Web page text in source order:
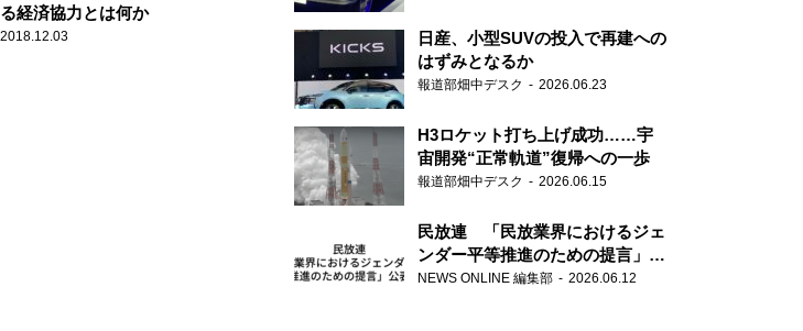
る経済協力とは何か
2018.12.03
日産、小型SUVの投入で再建への
はずみとなるか
報道部畑中デスク 2026.06.23
H3ロケット打ち上げ成功……宇
宙開発“正常軌道”復帰への一歩
報道部畑中デスク 2026.06.15
民放連 「民放業界におけるジェ
ンダー平等推進のための提言」を
公表
NEWS ONLINE 編集部 2026.06.12